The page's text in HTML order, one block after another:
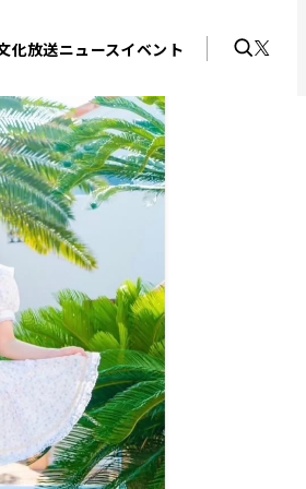
化放送ニュースイベント